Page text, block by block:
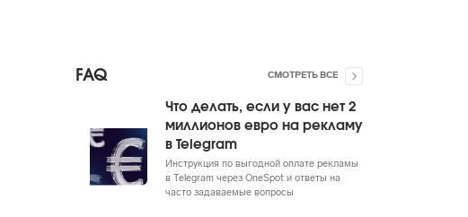
FAQ СМОТРЕТЬ ВСЕ
Что делать, если у вас нет 2
миллионов евро на рекламу
в Telegram
Инструкция по выгодной оплате рекламы
в Telegram через OneSpot и ответы на
часто задаваемые вопросы